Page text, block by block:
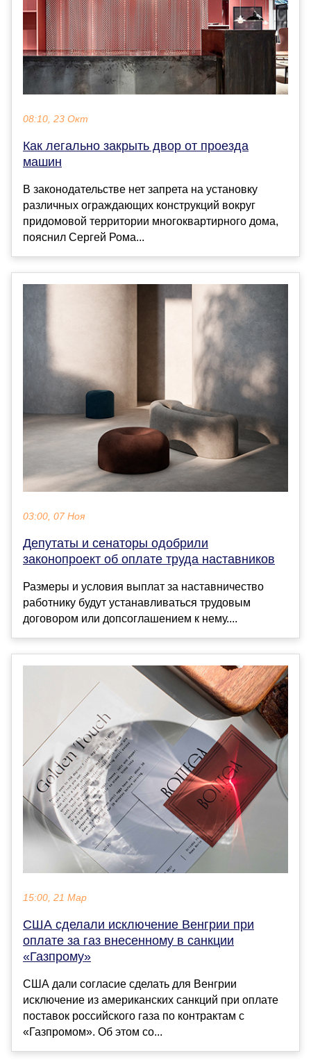
08:10, 23 Окт
Как легально закрыть двор от проезда
машин
В законодательстве нет запрета на установку
различных ограждающих конструкций вокруг
придомовой территории многоквартирного дома,
пояснил Сергей Рома...
03:00, 07 Ноя
Депутаты и сенаторы одобрили
законопроект об оплате труда наставников
Размеры и условия выплат за наставничество
работнику будут устанавливаться трудовым
договором или допсоглашением к нему....
15:00, 21 Мар
США сделали исключение Венгрии при
оплате за газ внесенному в санкции
«Газпрому»
США дали согласие сделать для Венгрии
исключение из американских санкций при оплате
поставок российского газа по контрактам с
«Газпромом». Об этом со...